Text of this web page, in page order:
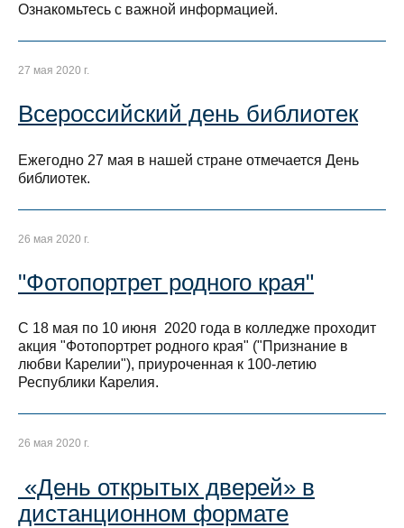
Ознакомьтесь с важной информацией.
27 мая 2020 г.
Всероссийский день библиотек
Ежегодно 27 мая в нашей стране отмечается День
библиотек.
26 мая 2020 г.
"Фотопортрет родного края"
С 18 мая по 10 июня 2020 года в колледже проходит
акция "Фотопортрет родного края" ("Признание в
любви Карелии"), приуроченная к 100-летию
Республики Карелия.
26 мая 2020 г.
«День открытых дверей» в
дистанционном формате